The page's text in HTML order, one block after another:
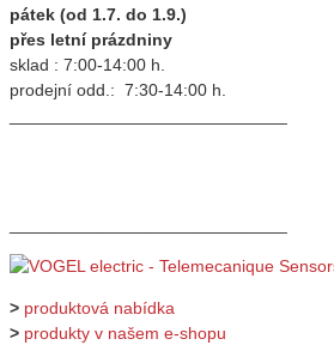
pátek (od 1.7. do 1.9.)
přes letní prázdniny
sklad : 7:00-14:00 h.
prodejní odd.: 7:30-14:00 h.
> produktová nabídka
> produkty v našem e-shopu